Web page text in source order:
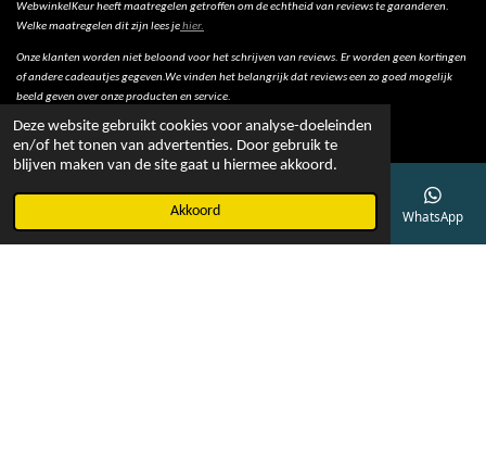
Deze website gebruikt cookies voor analyse-doeleinden
en/of het tonen van advertenties. Door gebruik te
blijven maken van de site gaat u hiermee akkoord.
Akkoord
WebwinkelKeur heeft maatregelen getroffen om de echtheid van reviews te garanderen.
Welke maatregelen dit zijn lees jehier.
Onze klanten worden niet beloond voor het schrijven van reviews. Er worden geen kortingen
of andere cadeautjes gegeven.We vinden het belangrijk dat reviews een zo goed mogelijk
beeld geven over onze producten en service.
Telefoonnummer WhatsApp